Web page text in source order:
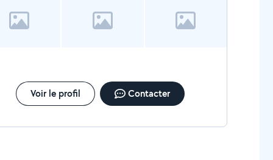
Voir le profil Contacter